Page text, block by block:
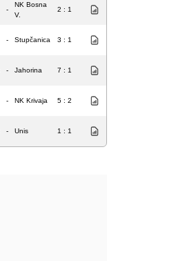
-
NK Bosna
V.
2 : 1
- Stupčanica 3 : 1
- Jahorina 7 : 1
- NK Krivaja 5 : 2
- Unis 1 : 1